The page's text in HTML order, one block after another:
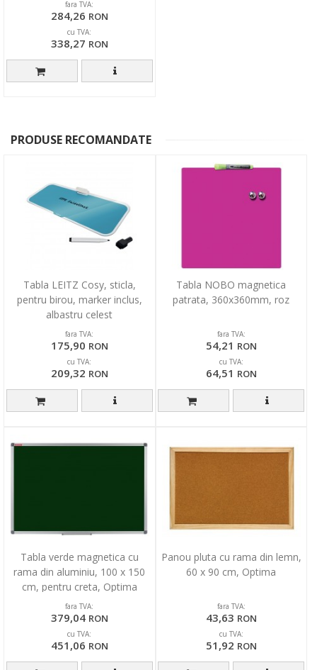
fara TVA:
284,26 RON
cu TVA:
338,27 RON
PRODUSE RECOMANDATE
Tabla LEITZ Cosy, sticla,
pentru birou, marker inclus,
albastru celest
fara TVA:
175,90 RON
cu TVA:
209,32 RON
Tabla NOBO magnetica
patrata, 360x360mm, roz
fara TVA:
54,21 RON
cu TVA:
64,51 RON
Tabla verde magnetica cu
rama din aluminiu, 100 x 150
cm, pentru creta, Optima
fara TVA:
379,04 RON
cu TVA:
451,06 RON
Panou pluta cu rama din lemn,
60 x 90 cm, Optima
fara TVA:
43,63 RON
cu TVA:
51,92 RON